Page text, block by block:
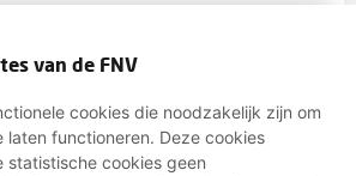
van de FNV
cookies die noodzakelijk zijn om
functioneren. Deze cookies
statistische cookies geen